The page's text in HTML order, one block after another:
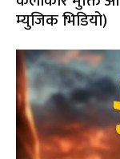
म्युजिक भिडियो)